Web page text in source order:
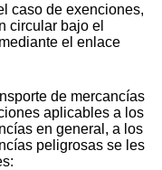
caso de exenciones,
circular bajo el
el enlace
de mercancías
aplicables a los
en general, a los
peligrosas se les